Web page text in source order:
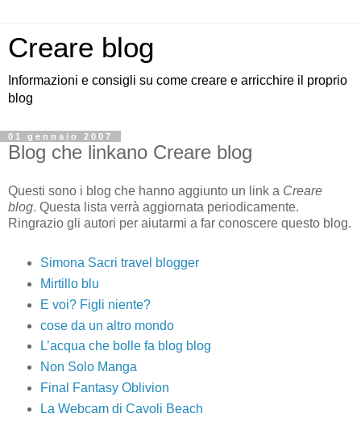
Creare blog
Informazioni e consigli su come creare e arricchire il proprio
blog
01 gennaio 2007
Blog che linkano Creare blog
Questi sono i blog che hanno aggiunto un link a Creare
blog. Questa lista verrà aggiornata periodicamente.
Ringrazio gli autori per aiutarmi a far conoscere questo blog.
Simona Sacri travel blogger
Mirtillo blu
E voi? Figli niente?
cose da un altro mondo
L’acqua che bolle fa blog blog
Non Solo Manga
Final Fantasy Oblivion
La Webcam di Cavoli Beach